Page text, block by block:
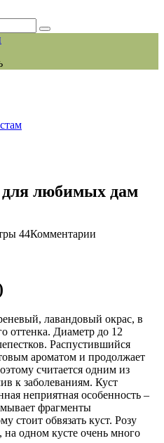
любимых дам
44Комментарии
лавандовый окрас, в
оттенка. Диаметр до 12
Распустившийся
ароматом и продолжает
считается одним из
к заболеваниям. Куст
неприятная особенность –
фрагменты
стоит обвязать куст. Розу
одном кусте очень много